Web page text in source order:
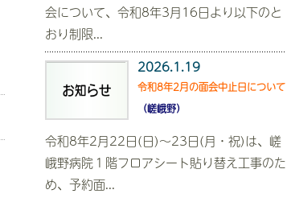
会について、令和8年3月16日より以下のと
おり制限...
2026.1.19
令和8年2月の面会中止日について
（嵯峨野）
令和8年2月22日(日)～23日(月・祝)は、嵯
峨野病院１階フロアシート貼り替え工事のた
め、予約面...